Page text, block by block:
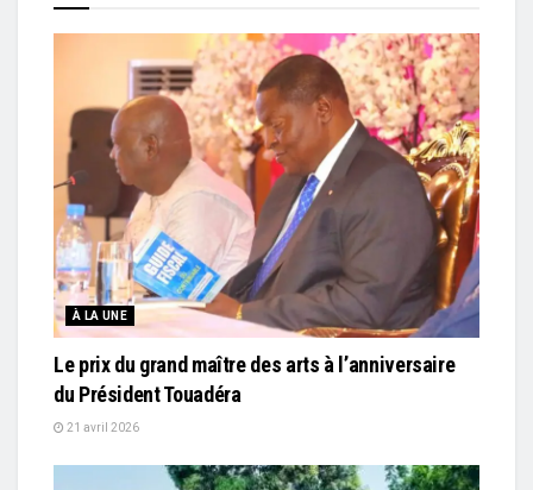
À LA UNE
Le prix du grand maître des arts à l’anniversaire
du Président Touadéra
21 avril 2026